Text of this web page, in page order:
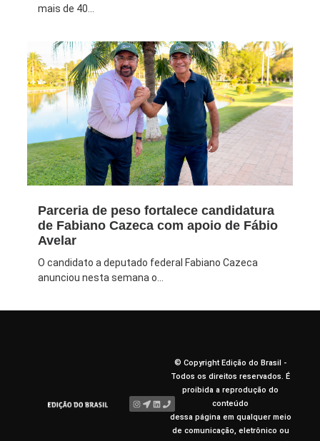
mais de 40...
Parceria de peso fortalece candidatura
de Fabiano Cazeca com apoio de Fábio
Avelar
O candidato a deputado federal Fabiano Cazeca
anunciou nesta semana o...
© Copyright Edição do Brasil -
Todos os direitos reservados. É
proibida a reprodução do
conteúdo
dessa página em qualquer meio
de comunicação, eletrônico ou